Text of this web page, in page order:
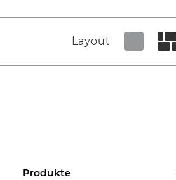
Layout
Produkte